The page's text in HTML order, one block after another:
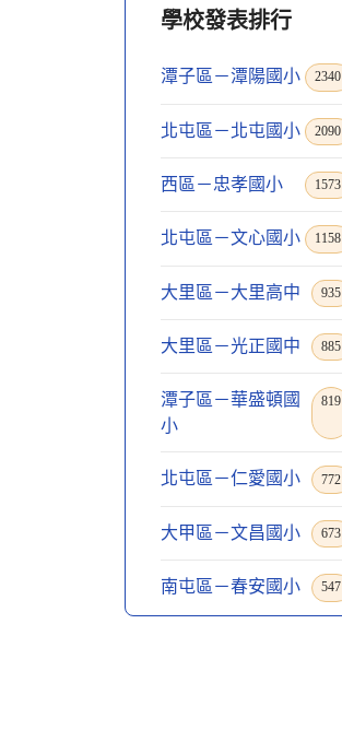
學校發表排行
潭子區－潭陽國小 2340
北屯區－北屯國小 2090
西區－忠孝國小 1573
北屯區－文心國小 1158
大里區－大里高中 935
大里區－光正國中 885
潭子區－華盛頓國
小
819
北屯區－仁愛國小 772
大甲區－文昌國小 673
南屯區－春安國小 547